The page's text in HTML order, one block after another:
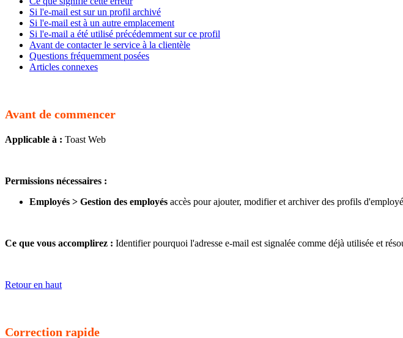
Si l'e-mail est sur un profil archivé
Si l'e-mail est à un autre emplacement
Si l'e-mail a été utilisé précédemment sur ce profil
Avant de contacter le service à la clientèle
Questions fréquemment posées
Articles connexes
Avant de commencer
Applicable à : Toast Web
Permissions nécessaires :
Employés > Gestion des employés accès pour ajouter, modifier et archiver des profils
Ce que vous accomplirez : Identifier pourquoi l'adresse e-mail est signalée comme déjà utilisée et
Retour en haut
Correction rapide